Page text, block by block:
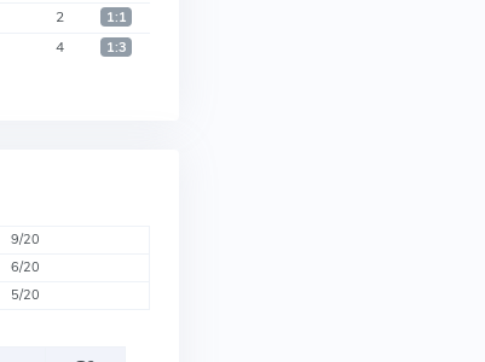
2 1:1
4 1:3
9/20
6/20
5/20